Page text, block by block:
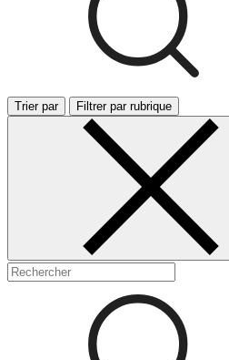
Trier par Filtrer par rubrique